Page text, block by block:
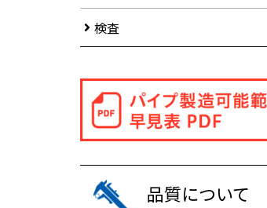
検査
品質について